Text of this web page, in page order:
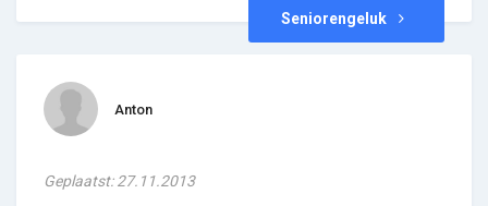
Seniorengeluk
Anton
Geplaatst: 27.11.2013